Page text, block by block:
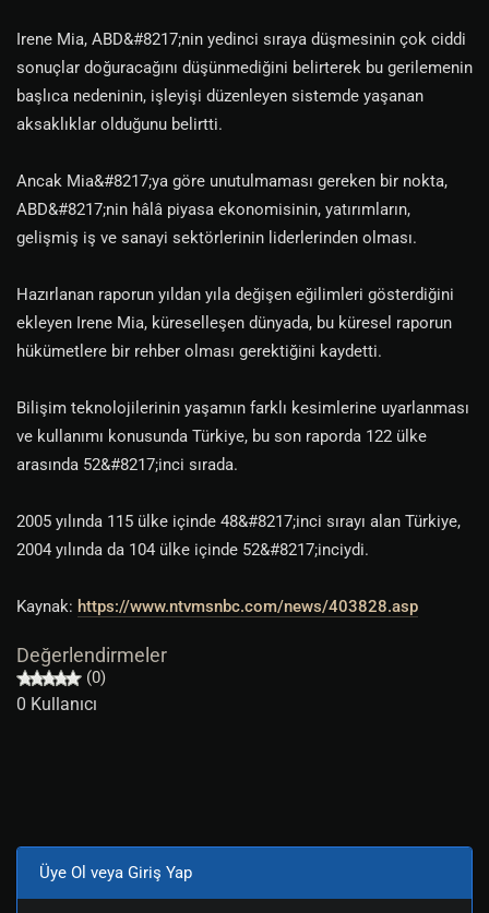
Irene Mia, ABD&#8217;nin yedinci sıraya düşmesinin çok ciddi
sonuçlar doğuracağını düşünmediğini belirterek bu gerilemenin
başlıca nedeninin, işleyişi düzenleyen sistemde yaşanan
aksaklıklar olduğunu belirtti.
Ancak Mia&#8217;ya göre unutulmaması gereken bir nokta,
ABD&#8217;nin hâlâ piyasa ekonomisinin, yatırımların,
gelişmiş iş ve sanayi sektörlerinin liderlerinden olması.
Hazırlanan raporun yıldan yıla değişen eğilimleri gösterdiğini
ekleyen Irene Mia, küreselleşen dünyada, bu küresel raporun
hükümetlere bir rehber olması gerektiğini kaydetti.
Bilişim teknolojilerinin yaşamın farklı kesimlerine uyarlanması
ve kullanımı konusunda Türkiye, bu son raporda 122 ülke
arasında 52&#8217;inci sırada.
2005 yılında 115 ülke içinde 48&#8217;inci sırayı alan Türkiye,
2004 yılında da 104 ülke içinde 52&#8217;inciydi.
Kaynak: https://www.ntvmsnbc.com/news/403828.asp
Değerlendirmeler
(0)
0 Kullanıcı
Üye Ol veya Giriş Yap